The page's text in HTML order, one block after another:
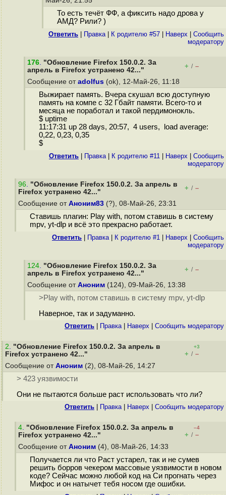
То есть течёт ФФ, а фиксить надо дрова у
АМД? Рили? )
Ответить Правка| К родителю #57 Наверх
Cообщить
модератору
176. "Обновление Firefox 150.0.2. За
апрель в Firefox устранено 42..."
+ / –
Сообщение от adolfus (ok), 12-Май-26, 11:18
Выжирает память. Вчера скушал всю доступную
память на компе с 32 Гбайт памяти. Всего-то и
месяца не поработал и такой пердимонокль.
$ uptime
11:17:31 up 28 days, 20:57, 4 users, load average:
0,22, 0,23, 0,35
$
Ответить Правка| К родителю #11 Наверх
Cообщить
модератору
96. "Обновление Firefox 150.0.2. За апрель в
Firefox устранено 42..."
+ / –
Сообщение от Аноним83 (?), 08-Май-26, 23:31
Ставишь плагин: Play with, потом ставишь в систему
mpv, yt-dlp и всё это прекрасно работает.
Ответить Правка| К родителю #1 Наверх
Cообщить
модератору
124. "Обновление Firefox 150.0.2. За
апрель в Firefox устранено 42..."
+ / –
Сообщение от Аноним (124), 09-Май-26, 13:38
>Play with, потом ставишь в систему mpv, yt-dlp
Наверное, так и задуманно.
Ответить Правка| Наверх Cообщить модератору
2. "Обновление Firefox 150.0.2. За апрель в
Firefox устранено 42..."
+3
+ / –
Сообщение от Аноним (2), 08-Май-26, 14:27
> 423 уязвимости
Они не пытаются больше раст использовать что ли?
Ответить Правка| Наверх Cообщить модератору
4. "Обновление Firefox 150.0.2. За апрель в
Firefox устранено 42..."
–4
+ / –
Сообщение от Аноним (4), 08-Май-26, 14:33
Получается ли что Раст устарел, так и не сумев
решить борров чекером массовые уязвимости в новом
коде? Сейчас можно любой код на Си прогнать через
Мифос и он натычет тебя носом где ошибки.